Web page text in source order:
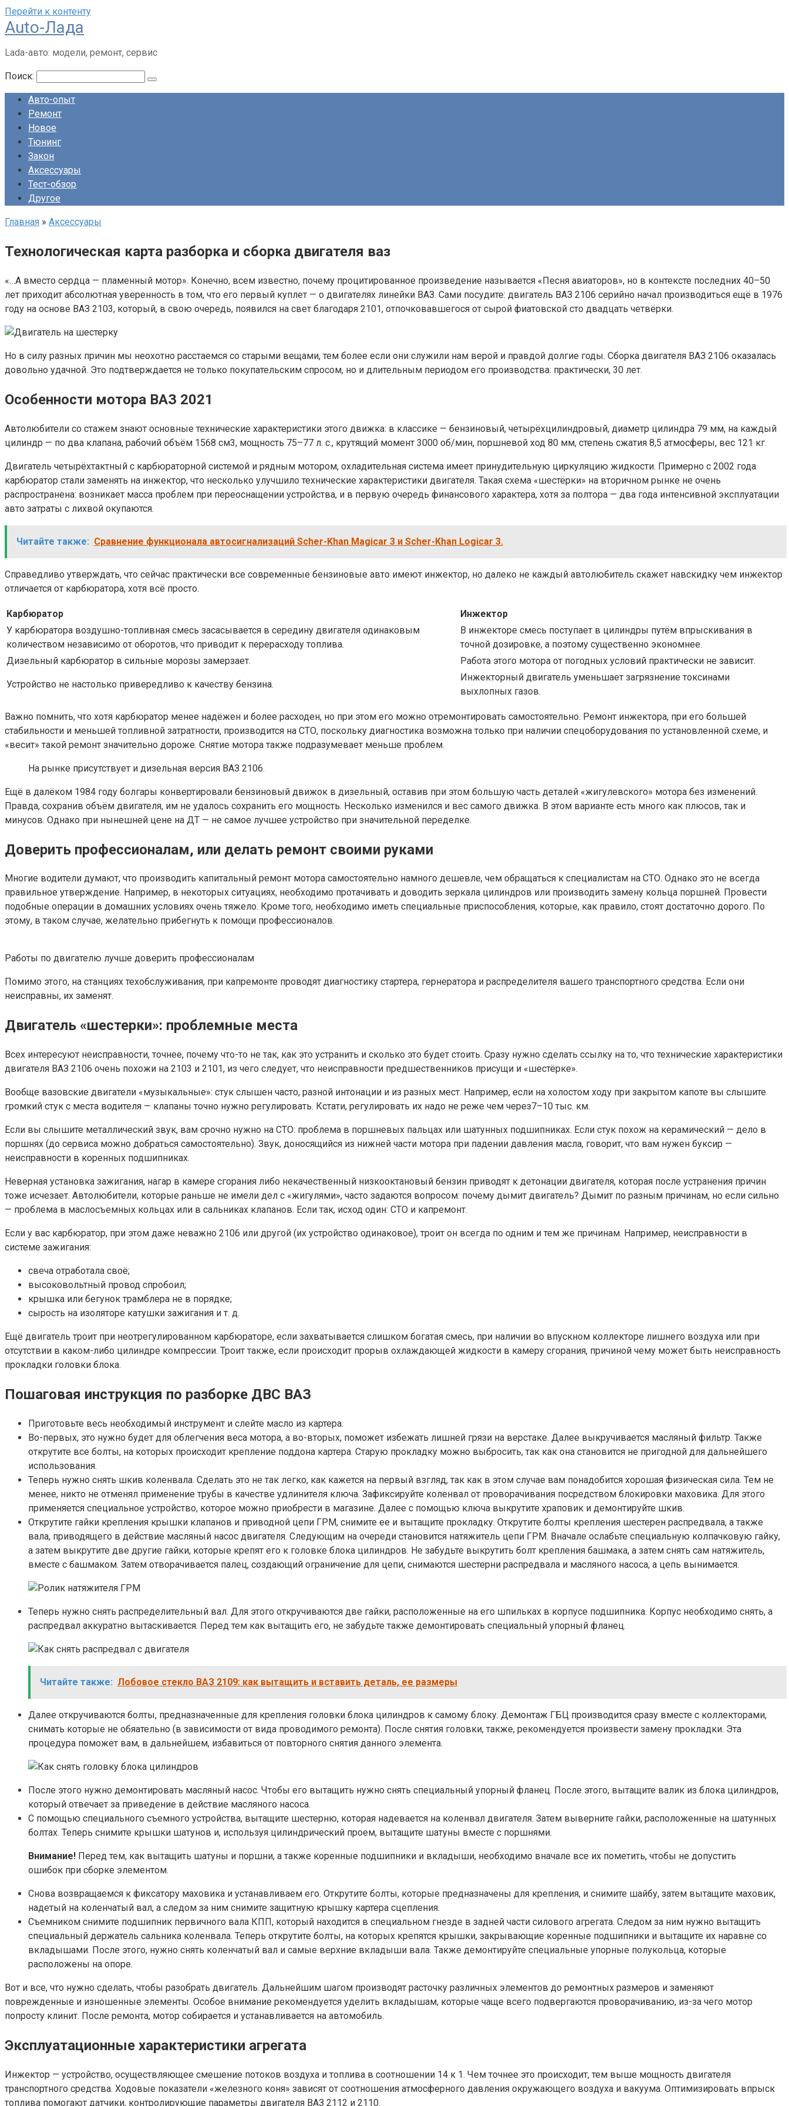
Перейти к контенту
Auto-Лада
Lada-авто: модели, ремонт, сервис
Поиск:
Авто-опыт
Ремонт
Новое
Тюнинг
Закон
Аксессуары
Тест-обзор
Другое
Главная » Аксессуары
Технологическая карта разборка и сборка двигателя ваз
«…А вместо сердца — пламенный мотор». Конечно, всем известно, почему процитированное произведение называется «Песня авиаторов», но в контексте последних 40–50
лет приходит абсолютная уверенность в том, что его первый куплет — о двигателях линейки ВАЗ. Сами посудите: двигатель ВАЗ 2106 серийно начал производиться ещё в 1976
году на основе ВАЗ 2103, который, в свою очередь, появился на свет благодаря 2101, отпочковавшегося от сырой фиатовской сто двадцать четвёрки.
Но в силу разных причин мы неохотно расстаемся со старыми вещами, тем более если они служили нам верой и правдой долгие годы. Сборка двигателя ВАЗ 2106 оказалась
довольно удачной. Это подтверждается не только покупательским спросом, но и длительным периодом его производства: практически, 30 лет.
Особенности мотора ВАЗ 2021
Автолюбители со стажем знают основные технические характеристики этого движка: в классике — бензиновый, четырёхцилиндровый, диаметр цилиндра 79 мм, на каждый
цилиндр — по два клапана, рабочий объём 1568 см3, мощность 75–77 л. с., крутящий момент 3000 об/мин, поршневой ход 80 мм, степень сжатия 8,5 атмосферы, вес 121 кг.
Двигатель четырёхтактный с карбюраторной системой и рядным мотором, охладительная система имеет принудительную циркуляцию жидкости. Примерно с 2002 года
карбюратор стали заменять на инжектор, что несколько улучшило технические характеристики двигателя. Такая схема «шестёрки» на вторичном рынке не очень
распространена: возникает масса проблем при переоснащении устройства, и в первую очередь финансового характера, хотя за полтора — два года интенсивной эксплуатации
авто затраты с лихвой окупаются.
Читайте также: Сравнение функционала автосигнализаций Scher-Khan Magicar 3 и Scher-Khan Logicar 3.
Справедливо утверждать, что сейчас практически все современные бензиновые авто имеют инжектор, но далеко не каждый автолюбитель скажет навскидку чем инжектор
отличается от карбюратора, хотя всё просто.
Карбюратор
Инжектор
У карбюратора воздушно-топливная смесь засасывается в середину двигателя одинаковым
количеством независимо от оборотов, что приводит к перерасходу топлива.
В инжекторе смесь поступает в цилиндры путём впрыскивания в
точной дозировке, а поэтому существенно экономнее.
Дизельный карбюратор в сильные морозы замерзает.
Работа этого мотора от погодных условий практически не зависит.
Устройство не настолько привередливо к качеству бензина.
Инжекторный двигатель уменьшает загрязнение токсинами
выхлопных газов.
Важно помнить, что хотя карбюратор менее надёжен и более расходен, но при этом его можно отремонтировать самостоятельно. Ремонт инжектора, при его большей
стабильности и меньшей топливной затратности, производится на СТО, поскольку диагностика возможна только при наличии спецоборудования по установленной схеме, и
«весит» такой ремонт значительно дороже. Снятие мотора также подразумевает меньше проблем.
На рынке присутствует и дизельная версия ВАЗ 2106.
Ещё в далёком 1984 году болгары конвертировали бензиновый движок в дизельный, оставив при этом большую часть деталей «жигулевского» мотора без изменений.
Правда, сохранив объём двигателя, им не удалось сохранить его мощность. Несколько изменился и вес самого движка. В этом варианте есть много как плюсов, так и
минусов. Однако при нынешней цене на ДТ — не самое лучшее устройство при значительной переделке.
Доверить профессионалам, или делать ремонт своими руками
Многие водители думают, что производить капитальный ремонт мотора самостоятельно намного дешевле, чем обращаться к специалистам на СТО. Однако это не всегда
правильное утверждение. Например, в некоторых ситуациях, необходимо протачивать и доводить зеркала цилиндров или производить замену кольца поршней. Провести
подобные операции в домашних условиях очень тяжело. Кроме того, необходимо иметь специальные приспособления, которые, как правило, стоят достаточно дорого. По
этому, в таком случае, желательно прибегнуть к помощи профессионалов.
Работы по двигателю лучше доверить профессионалам
Помимо этого, на станциях техобслуживания, при капремонте проводят диагностику стартера, гернератора и распределителя вашего транспортного средства. Если они
неисправны, их заменят.
Двигатель «шестерки»: проблемные места
Всех интересуют неисправности, точнее, почему что-то не так, как это устранить и сколько это будет стоить. Сразу нужно сделать ссылку на то, что технические характеристики
двигателя ВАЗ 2106 очень похожи на 2103 и 2101, из чего следует, что неисправности предшественников присущи и «шестёрке».
Вообще вазовские двигатели «музыкальные»: стук слышен часто, разной интонации и из разных мест. Например, если на холостом ходу при закрытом капоте вы слышите
громкий стук с места водителя — клапаны точно нужно регулировать. Кстати, регулировать их надо не реже чем через7–10 тыс. км.
Если вы слышите металлический звук, вам срочно нужно на СТО: проблема в поршневых пальцах или шатунных подшипниках. Если стук похож на керамический — дело в
поршнях (до сервиса можно добраться самостоятельно). Звук, доносящийся из нижней части мотора при падении давления масла, говорит, что вам нужен буксир —
неисправности в коренных подшипниках.
Неверная установка зажигания, нагар в камере сгорания либо некачественный низкооктановый бензин приводят к детонации двигателя, которая после устранения причин
тоже исчезает. Автолюбители, которые раньше не имели дел с «жигулями», часто задаются вопросом: почему дымит двигатель? Дымит по разным причинам, но если сильно
— проблема в маслосъемных кольцах или в сальниках клапанов. Если так, исход один: СТО и капремонт.
Если у вас карбюратор, при этом даже неважно 2106 или другой (их устройство одинаковое), троит он всегда по одним и тем же причинам. Например, неисправности в
системе зажигания:
свеча отработала своё;
высоковольтный провод спробоил;
крышка или бегунок трамблера не в порядке;
сырость на изоляторе катушки зажигания и т. д.
Ещё двигатель троит при неотрегулированном карбюраторе, если захватывается слишком богатая смесь, при наличии во впускном коллекторе лишнего воздуха или при
отсутствии в каком-либо цилиндре компрессии. Троит также, если происходит прорыв охлаждающей жидкости в камеру сгорания, причиной чему может быть неисправность
прокладки головки блока.
Пошаговая инструкция по разборке ДВС ВАЗ
Приготовьте весь необходимый инструмент и слейте масло из картера.
Во-первых, это нужно будет для облегчения веса мотора, а во-вторых, поможет избежать лишней грязи на верстаке. Далее выкручивается масляный фильтр. Также
открутите все болты, на которых происходит крепление поддона картера. Старую прокладку можно выбросить, так как она становится не пригодной для дальнейшего
использования.
Теперь нужно снять шкив коленвала. Сделать это не так легко, как кажется на первый взгляд, так как в этом случае вам понадобится хорошая физическая сила. Тем не
менее, никто не отменял применение трубы в качестве удлинителя ключа. Зафиксируйте коленвал от проворачивания посредством блокировки маховика. Для этого
применяется специальное устройство, которое можно приобрести в магазине. Далее с помощью ключа выкрутите храповик и демонтируйте шкив.
Открутите гайки крепления крышки клапанов и приводной цепи ГРМ, снимите ее и вытащите прокладку. Открутите болты крепления шестерен распредвала, а также
вала, приводящего в действие масляный насос двигателя. Следующим на очереди становится натяжитель цепи ГРМ. Вначале ослабьте специальную колпачковую гайку,
а затем выкрутите две другие гайки, которые крепят его к головке блока цилиндров. Не забудьте выкрутить болт крепления башмака, а затем снять сам натяжитель,
вместе с башмаком. Затем отворачивается палец, создающий ограничение для цепи, снимаются шестерни распредвала и масляного насоса, а цепь вынимается.
Теперь нужно снять распределительный вал. Для этого откручиваются две гайки, расположенные на его шпильках в корпусе подшипника. Корпус необходимо снять, а
распредвал аккуратно вытаскивается. Перед тем как вытащить его, не забудьте также демонтировать специальный упорный фланец.
Читайте также: Лобовое стекло ВАЗ 2109: как вытащить и вставить деталь, ее размеры
Далее откручиваются болты, предназначенные для крепления головки блока цилиндров к самому блоку. Демонтаж ГБЦ производится сразу вместе с коллекторами,
снимать которые не обяательно (в зависимости от вида проводимого ремонта). После снятия головки, также, рекомендуется произвести замену прокладки. Эта
процедура поможет вам, в дальнейшем, избавиться от повторного снятия данного элемента.
После этого нужно демонтировать масляный насос. Чтобы его вытащить нужно снять специальный упорный фланец. После этого, вытащите валик из блока цилиндров,
который отвечает за приведение в действие масляного насоса.
С помощью специального съемного устройства, вытащите шестерню, которая надевается на коленвал двигателя. Затем выверните гайки, расположенные на шатунных
болтах. Теперь снимите крышки шатунов и, используя цилиндрический проем, вытащите шатуны вместе с поршнями.
Внимание! Перед тем, как вытащить шатуны и поршни, а также коренные подшипники и вкладыши, необходимо вначале все их пометить, чтобы не допустить
ошибок при сборке элементом.
Снова возвращаемся к фиксатору маховика и устанавливаем его. Открутите болты, которые предназначены для крепления, и снимите шайбу, затем вытащите маховик,
надетый на коленчатый вал, а следом за ним снимите защитную крышку картера сцепления.
Съемником снимите подшипник первичного вала КПП, который находится в специальном гнезде в задней части силового агрегата. Следом за ним нужно вытащить
специальный держатель сальника коленвала. Теперь открутите болты, на которых крепятся крышки, закрывающие коренные подшипники и вытащите их наравне со
вкладышами. После этого, нужно снять коленчатый вал и самые верхние вкладыши вала. Также демонтируйте специальные упорные полукольца, которые
расположены на опоре.
Вот и все, что нужно сделать, чтобы разобрать двигатель. Дальнейшим шагом производят расточку различных элементов до ремонтных размеров и заменяют
поврежденные и изношенные элементы. Особое внимание рекомендуется уделить вкладышам, которые чаще всего подвергаются проворачиванию, из-за чего мотор
попросту клинит. После ремонта, мотор собирается и устанавливается на автомобиль.
Эксплуатационные характеристики агрегата
Инжектор — устройство, осуществляющее смешение потоков воздуха и топлива в соотношении 14 к 1. Чем точнее это происходит, тем выше мощность двигателя
транспортного средства. Ходовые показатели «железного коня» зависят от соотношения атмосферного давления окружающего воздуха и вакуума. Оптимизировать впрыск
топлива помогают датчики, контролирующие параметры двигателя ВАЗ 2112 и 2110.